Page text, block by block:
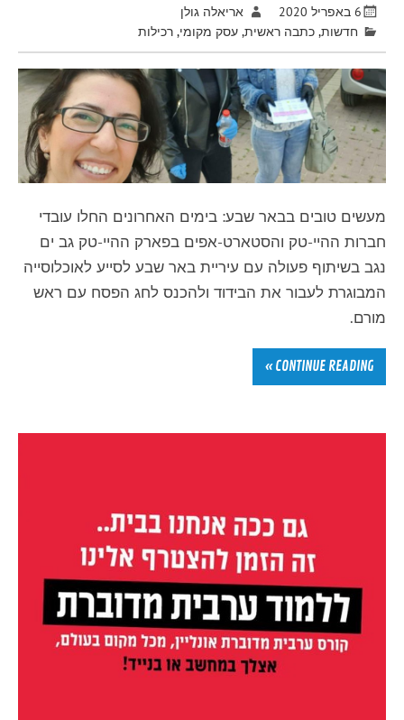
6 באפריל 2020
אריאלה גולן
חדשות,כתבה ראשית,עסק מקומי,רכילות
מעשים טובים בבאר שבע: בימים האחרונים החלו עובדי
חברות ההיי-טק והסטארט-אפים בפארק ההיי-טק גב ים
נגב בשיתוף פעולה עם עיריית באר שבע לסייע לאוכלוסייה
המבוגרת לעבור את הבידוד ולהכנס לחג הפסח עם ראש
מורם.
CONTINUE READING »